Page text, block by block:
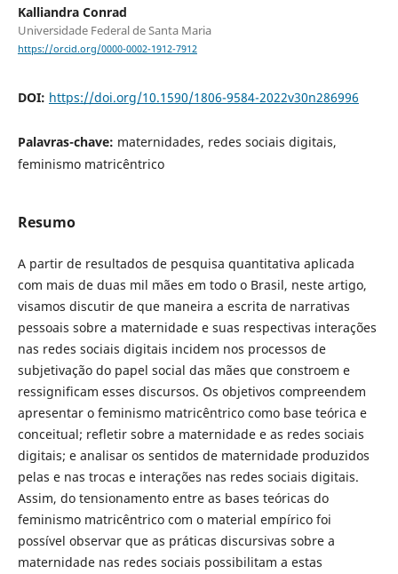
Kalliandra Conrad
Universidade Federal de Santa Maria
https://orcid.org/0000-0002-1912-7912
DOI: https://doi.org/10.1590/1806-9584-2022v30n286996
Palavras-chave: maternidades, redes sociais digitais,
feminismo matricêntrico
Resumo
A partir de resultados de pesquisa quantitativa aplicada
com mais de duas mil mães em todo o Brasil, neste artigo,
visamos discutir de que maneira a escrita de narrativas
pessoais sobre a maternidade e suas respectivas interações
nas redes sociais digitais incidem nos processos de
subjetivação do papel social das mães que constroem e
ressignificam esses discursos. Os objetivos compreendem
apresentar o feminismo matricêntrico como base teórica e
conceitual; refletir sobre a maternidade e as redes sociais
digitais; e analisar os sentidos de maternidade produzidos
pelas e nas trocas e interações nas redes sociais digitais.
Assim, do tensionamento entre as bases teóricas do
feminismo matricêntrico com o material empírico foi
possível observar que as práticas discursivas sobre a
maternidade nas redes sociais possibilitam a estas